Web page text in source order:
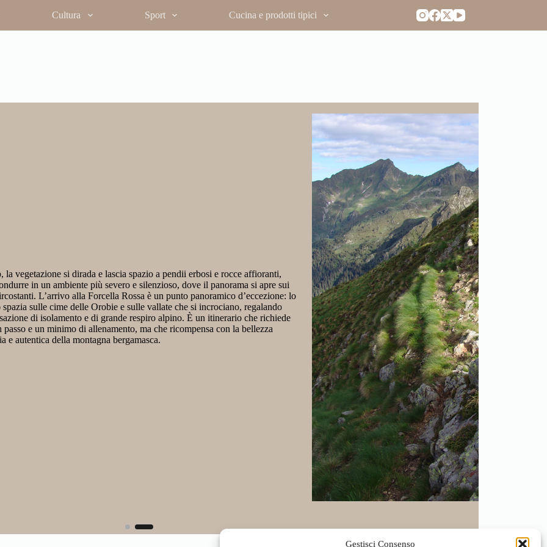
Gestisci Consenso
Cultura Sport Cucina e prodotti tipici
erbosi e rocce affioranti,
dove il panorama si apre sui
panoramico d’eccezione: lo
che si incrociano, regalando
È un itinerario che richiede
con la bellezza